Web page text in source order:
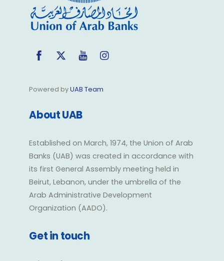
Facebook
Twitter YouTube
Powered byUAB Team
About UAB
Established on March, 1974, the Union of Arab
Banks (UAB) was created in accordance with
its first General Assembly meeting held in
Beirut, Lebanon, under the umbrella of the
Arab Administrative Development
Organization (AADO).
Get in touch